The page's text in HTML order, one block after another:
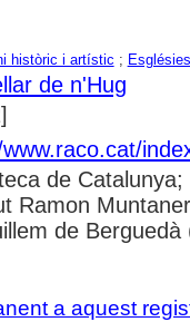
històric i artístic ; Esglésies
de n'Hug
de
Ramon
de Berguedà
a aquest